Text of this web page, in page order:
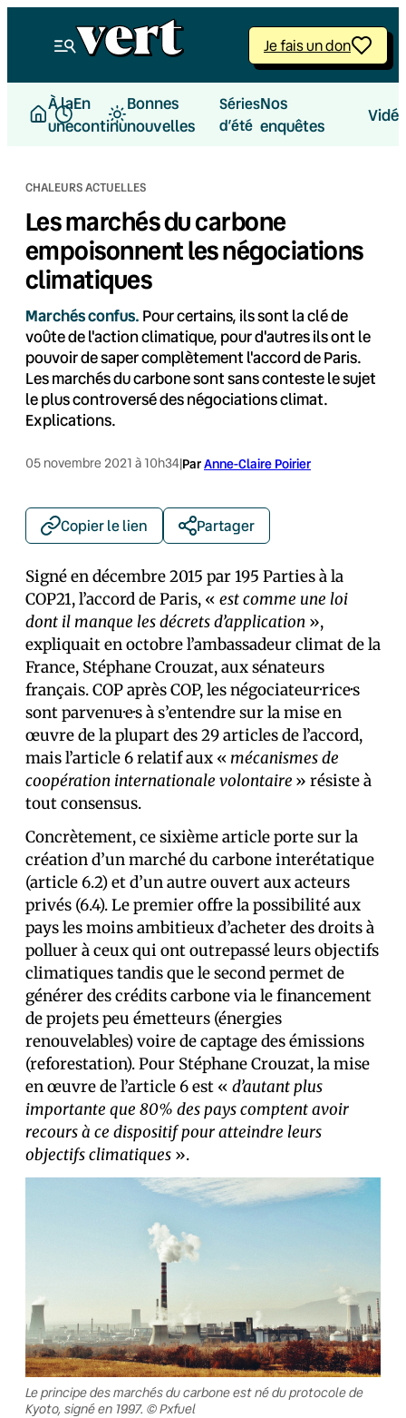
Je fais un don
À la
une
En
continu
Bonnes
nouvelles
Séries
d’été
Nos
enquêtes
CHALEURS ACTUELLES
Les marchés du carbone
empoisonnent les négociations
climatiques
Marchés confus. Pour certains, ils sont la clé de
voûte de l'action climatique, pour d'autres ils ont le
pouvoir de saper complètement l'accord de Paris.
Les marchés du carbone sont sans conteste le sujet
le plus controversé des négociations climat.
Explications.
05 novembre 2021 à 10h34|ParAnne-Claire Poirier
Copier le lien Partager
Signé en décembre 2015 par 195 Parties à la
COP21, l’accord de Paris, « est comme une loi
dont il manque les décrets d’application »,
expliquait en octobre l’ambassadeur climat de la
France, Stéphane Crouzat, aux sénateurs
français. COP après COP, les négociateur·rice·s
sont parvenu·e·s à s’entendre sur la mise en
œuvre de la plupart des 29 articles de l’accord,
mais l’article 6 relatif aux « mécanismes de
coopération internationale volontaire » résiste à
tout consensus.
Concrètement, ce sixième article porte sur la
création d’un marché du carbone interétatique
(article 6.2) et d’un autre ouvert aux acteurs
privés (6.4). Le premier offre la possibilité aux
pays les moins ambitieux d’acheter des droits à
polluer à ceux qui ont outrepassé leurs objectifs
climatiques tandis que le second permet de
générer des crédits carbone via le financement
de projets peu émetteurs (énergies
renouvelables) voire de captage des émissions
(reforestation). Pour Stéphane Crouzat, la mise
en œuvre de l’article 6 est « d’autant plus
importante que 80% des pays comptent avoir
recours à ce dispositif pour atteindre leurs
objectifs climatiques ».
Le principe des marchés du carbone est né du protocole de
Kyoto, signé en 1997. © Pxfuel